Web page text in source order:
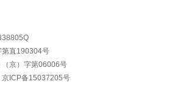
第直190304号
（京）字第06006号
京ICP备15037205号